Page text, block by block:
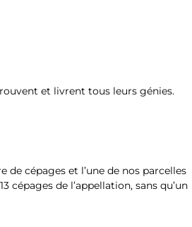
et livrent tous leurs génies.
cépages et l’une de nos parcelles
cépages de l’appellation, sans qu’un